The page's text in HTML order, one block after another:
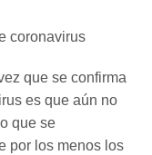
coronavirus
que se confirma
es que aún no
que se
por los menos los